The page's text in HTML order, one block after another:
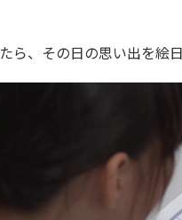
ら、その日の思い出を絵